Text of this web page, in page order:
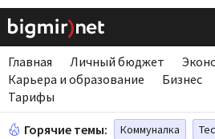
Главная Личный бюджет
Карьера и образование
Бизнес
Тарифы
Горячие темы: Коммуналка